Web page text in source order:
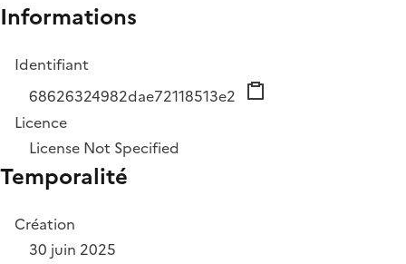
Informations
Identifiant
68626324982dae72118513e2
Licence
License Not Specified
Temporalité
Création
30 juin 2025